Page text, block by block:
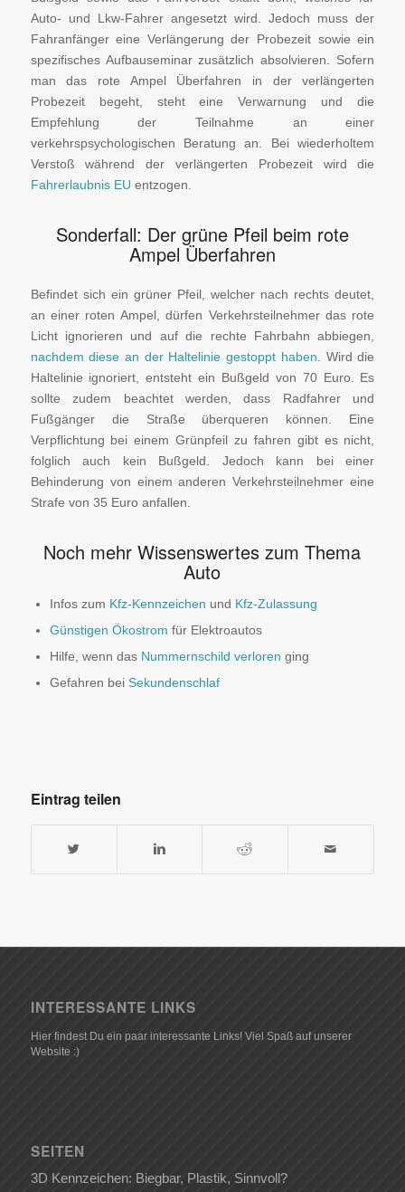
Auto- und Lkw-Fahrer angesetzt wird. Jedoch muss der
Fahranfänger eine Verlängerung der Probezeit sowie ein
spezifisches Aufbauseminar zusätzlich absolvieren. Sofern
man das rote Ampel Überfahren in der verlängerten
Probezeit begeht, steht eine Verwarnung und die
Empfehlung der Teilnahme an einer
verkehrspsychologischen Beratung an. Bei wiederholtem
Verstoß während der verlängerten Probezeit wird die
Fahrerlaubnis EU entzogen.
Sonderfall: Der grüne Pfeil beim rote
Ampel Überfahren
Befindet sich ein grüner Pfeil, welcher nach rechts deutet,
an einer roten Ampel, dürfen Verkehrsteilnehmer das rote
Licht ignorieren und auf die rechte Fahrbahn abbiegen,
nachdem diese an der Haltelinie gestoppt haben . Wird die
Haltelinie ignoriert, entsteht ein Bußgeld von 70 Euro. Es
sollte zudem beachtet werden, dass Radfahrer und
Fußgänger die Straße überqueren können. Eine
Verpflichtung bei einem Grünpfeil zu fahren gibt es nicht,
folglich auch kein Bußgeld. Jedoch kann bei einer
Behinderung von einem anderen Verkehrsteilnehmer eine
Strafe von 35 Euro anfallen.
Noch mehr Wissenswertes zum Thema
Auto
Infos zum Kfz-Kennzeichen und Kfz-Zulassung
Günstigen Ökostrom für Elektroautos
Hilfe, wenn das Nummernschild verloren ging
Gefahren bei Sekundenschlaf
Eintrag teilen
INTERESSANTE LINKS
Hier findest Du ein paar interessante Links! Viel Spaß auf unserer
Website :)
SEITEN
3D Kennzeichen: Biegbar, Plastik, Sinnvoll?